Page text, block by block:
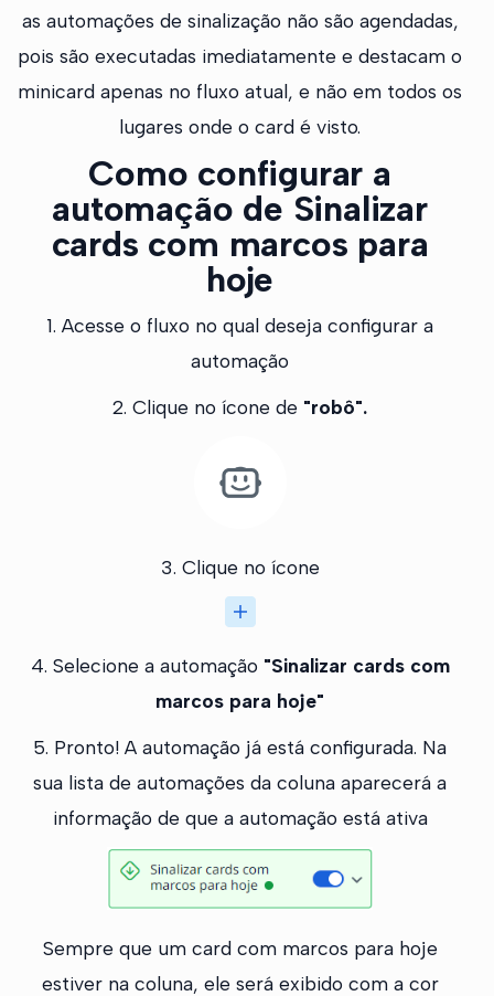
as automações de sinalização não são agendadas,
pois são executadas imediatamente e destacam o
minicard apenas no fluxo atual, e não em todos os
lugares onde o card é visto.
Como configurar a
automação de Sinalizar
cards com marcos para
hoje
1. Acesse o fluxo no qual deseja configurar a
automação
2. Clique no ícone de "robô".
3. Clique no ícone
4. Selecione a automação "Sinalizar cards com
marcos para hoje"
5. Pronto! A automação já está configurada. Na
sua lista de automações da coluna aparecerá a
informação de que a automação está ativa
Sempre que um card com marcos para hoje
estiver na coluna, ele será exibido com a cor